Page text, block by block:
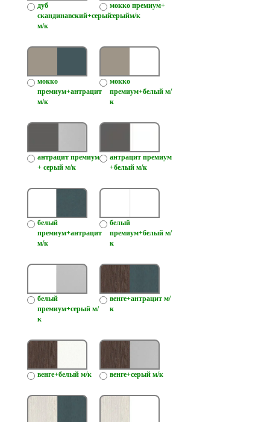
дуб
скандинавский+серый
м/к
мокко премиум+
серыйм/к
мокко
премиум+антрацит
м/к
мокко
премиум+белый м/
к
антрацит премиум
+ серый м/к
антрацит премиум
+белый м/к
белый
премиум+антрацит
м/к
белый
премиум+белый м/
к
белый
премиум+серый м/
к
венге+антрацит м/
к
венге+белый м/к венге+серый м/к